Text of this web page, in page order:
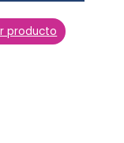
producto